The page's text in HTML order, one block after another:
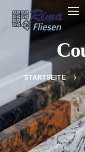
STARTSEITE